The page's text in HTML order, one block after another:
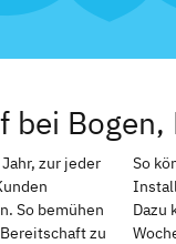
Bogen,
zur jeder
So bemühen
zu
So
Dazu